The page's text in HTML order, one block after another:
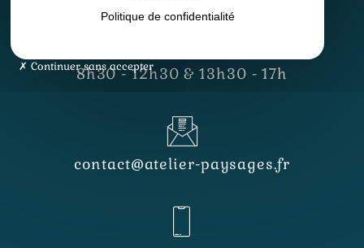
8h30 - 12h30 & 13h30 - 17h
contact@atelier-paysages.fr
Politique de confidentialité
Continuer sans accepter